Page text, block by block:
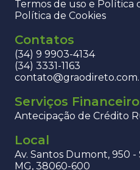
Termos de uso e Política
Política de Cookies
Contatos
(34) 9 9903-4134
(34) 3331-1163
Serviços
Antecipação de Crédito
Local
Av. Santos Dumont, 950 -
MG, 38060-600